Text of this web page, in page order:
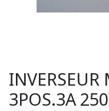
INVERSEUR
3POS.3A